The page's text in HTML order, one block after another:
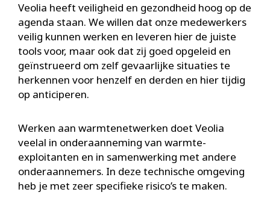
Veolia heeft veiligheid en gezondheid hoog op de
agenda staan. We willen dat onze medewerkers
veilig kunnen werken en leveren hier de juiste
tools voor, maar ook dat zij goed opgeleid en
geïnstrueerd om zelf gevaarlijke situaties te
herkennen voor henzelf en derden en hier tijdig
op anticiperen.
Werken aan warmtenetwerken doet Veolia
veelal in onderaanneming van warmte-
exploitanten en in samenwerking met andere
onderaannemers. In deze technische omgeving
heb je met zeer specifieke risico’s te maken.